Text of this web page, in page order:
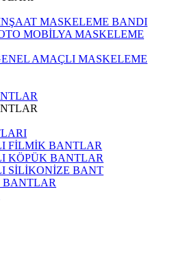
MASKELEME BANDI
MOBİLYA MASKELEME
AMAÇLI MASKELEME
FİLMİK BANTLAR
KÖPÜK BANTLAR
SİLİKONİZE BANT